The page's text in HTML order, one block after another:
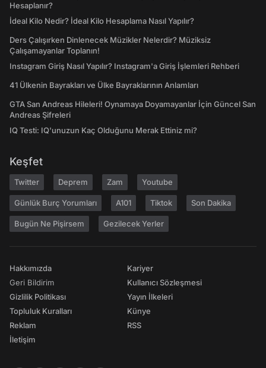
Hesaplanır?
İdeal Kilo Nedir? İdeal Kilo Hesaplama Nasıl Yapılır?
Ders Çalışırken Dinlenecek Müzikler Nelerdir? Müziksiz
Çalışamayanlar Toplanın!
Instagram Giriş Nasıl Yapılır? Instagram'a Giriş İşlemleri Rehberi
41 Ülkenin Bayrakları ve Ülke Bayraklarının Anlamları
GTA San Andreas Hileleri! Oynamaya Doyamayanlar İçin Güncel San
Andreas Şifreleri
IQ Testi: IQ'unuzun Kaç Olduğunu Merak Ettiniz mi?
Keşfet
Twitter Deprem Zam Youtube
Günlük Burç Yorumları A101 Tiktok Son Dakika
Bugün Ne Pişirsem Gezilecek Yerler
Hakkımızda
Geri Bildirim
Gizlilik Politikası
Topluluk Kuralları
Reklam
İletişim
Kariyer
Kullanıcı Sözleşmesi
Yayın İlkeleri
Künye
RSS